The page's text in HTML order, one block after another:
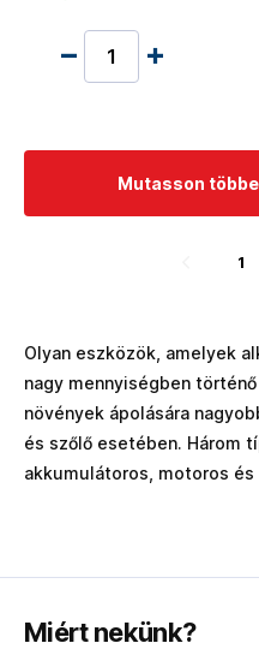
Mutasson
1
Olyan eszközök, amelyek
nagy mennyiségben
növények ápolására
és szőlő esetében. Három
akkumulátoros, motoros és
Miért nekünk?